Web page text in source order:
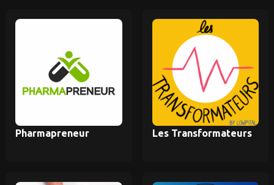
Pharmapreneur Les Transformateurs